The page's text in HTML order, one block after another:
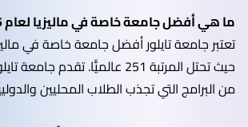
ما هي أفضل جامعة خاصة في ماليزيا لعام 2025؟
حيث تحتل المرتبة 251 عالميًّا.
من البرامج التي تجذب الطلاب المحليين